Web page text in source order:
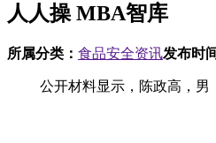
人人操 MBA智库
所属分类： 食品安全资讯发布时
公开材料显示，陈政高，男，